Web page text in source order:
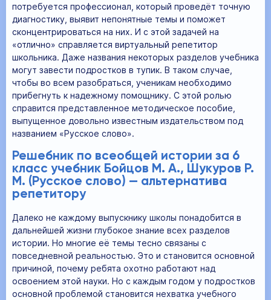
потребуется профессионал, который проведёт точную
диагностику, выявит непонятные темы и поможет
сконцентрироваться на них. И с этой задачей на
«отлично» справляется виртуальный репетитор
школьника. Даже названия некоторых разделов учебника
могут завести подростков в тупик. В таком случае,
чтобы во всем разобраться, ученикам необходимо
прибегнуть к надежному помощнику. С этой ролью
справится представленное методическое пособие,
выпущенное довольно известным издательством под
названием «Русское слово».
Решебник по всеобщей истории за 6
класс учебник Бойцов М. А., Шукуров Р.
М. (Русское слово) — альтернатива
репетитору
Далеко не каждому выпускнику школы понадобится в
дальнейшей жизни глубокое знание всех разделов
истории. Но многие её темы тесно связаны с
повседневной реальностью. Это и становится основной
причиной, почему ребята охотно работают над
освоением этой науки. Но с каждым годом у подростков
основной проблемой становится нехватка учебного